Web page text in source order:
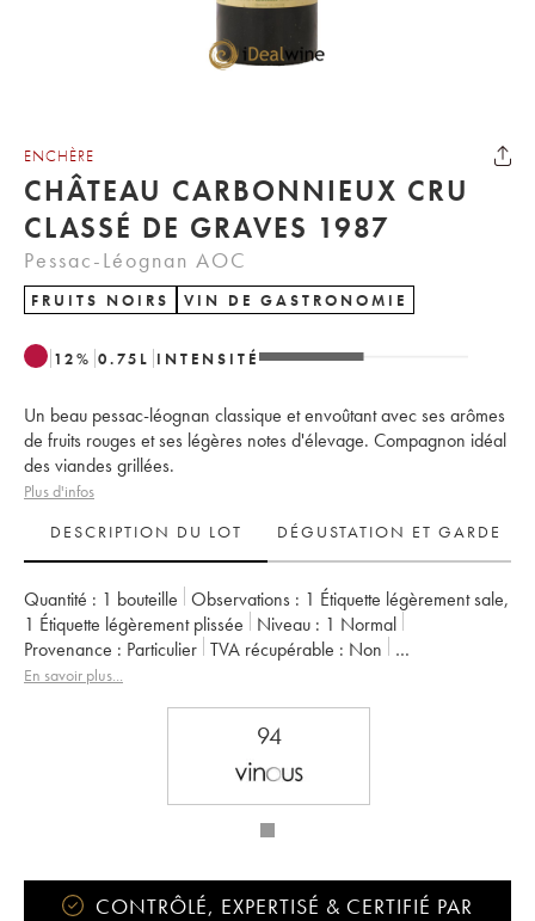
ENCHÈRE
CHÂTEAU CARBONNIEUX CRU
CLASSÉ DE GRAVES 1987
Pessac-Léognan AOC
FRUITS NOIRS VIN DE GASTRONOMIE
12% 0.75 L INTENSITÉ
Un beau pessac-léognan classique et envoûtant avec ses arômes
de fruits rouges et ses légères notes d'élevage. Compagnon idéal
des viandes grillées.
Plus d'infos
DESCRIPTION DU LOT
DÉGUSTATION ET GARDE
Quantité : 1 bouteille Observations : 1 Étiquette légèrement sale,
1 Étiquette légèrement plissée
Niveau : 1 Normal
Provenance : particulier TVA récupérable :
non
Région :
Bordeaux
SC des Grandes Graves
En savoir plus...
94
CONTRÔLÉ, EXPERTISÉ & CERTIFIÉ PAR